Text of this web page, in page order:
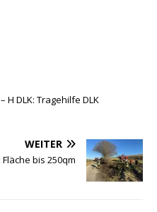
H DLK: Tragehilfe DLK
WEITER
Fläche bis 250qm